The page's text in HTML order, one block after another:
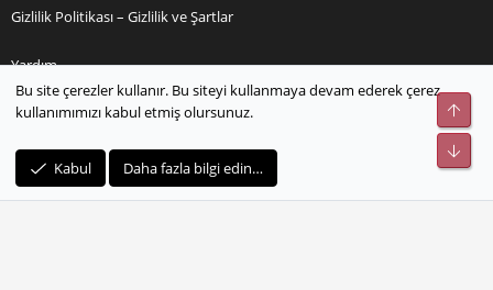
Gizlilik Politikası – Gizlilik ve Şartlar
Yardım
Ana sayfa
S
S
Bu site çerezler kullanır. Bu siteyi kullanmaya devam ederek çerez
kullanımımızı kabul etmiş olursunuz.
Kabul Daha fazla bilgi edin…